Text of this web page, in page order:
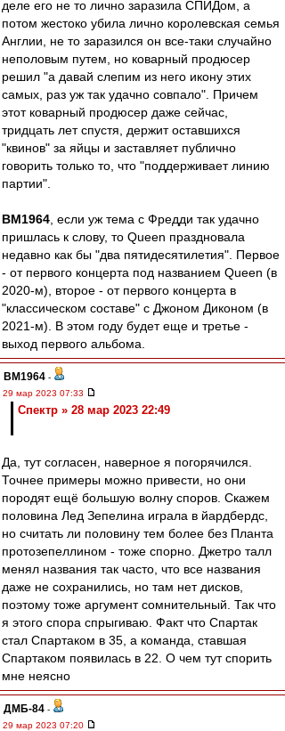
деле его не то лично заразила СПИДом, а
потом жестоко убила лично королевская семья
Англии, не то заразился он все-таки случайно
неполовым путем, но коварный продюсер
решил "а давай слепим из него икону этих
самых, раз уж так удачно совпало". Причем
этот коварный продюсер даже сейчас,
тридцать лет спустя, держит оставшихся
"квинов" за яйцы и заставляет публично
говорить только то, что "поддерживает линию
партии".
BM1964 , если уж тема с Фредди так удачно
пришлась к слову, то Queen праздновала
недавно как бы "два пятидесятилетия". Первое
- от первого концерта под названием Queen (в
2020-м), второе - от первого концерта в
"классическом составе" с Джоном Диконом (в
2021-м). В этом году будет еще и третье -
выход первого альбома.
BM1964 -
29 мар 2023 07:33
Спектр » 28 мар 2023 22:49
Да, тут согласен, наверное я погорячился.
Точнее примеры можно привести, но они
породят ещё большую волну споров. Скажем
половина Лед Зепелина играла в йардбердс,
но считать ли половину тем более без Планта
протозепеллином - тоже спорно. Джетро талл
менял названия так часто, что все названия
даже не сохранились, но там нет дисков,
поэтому тоже аргумент сомнительный. Так что
я этого спора спрыгиваю. Факт что Спартак
стал Спартаком в 35, а команда, ставшая
Спартаком появилась в 22. О чем тут спорить
мне неясно
ДМБ-84 -
29 мар 2023 07:20